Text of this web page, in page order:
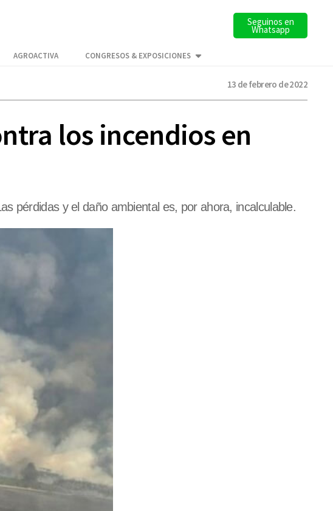
Seguinos en
Whatsapp
AGROACTIVA CONGRESOS & EXPOSICIONES
13 de febrero de 2022
los incendios en
pérdidas y el daño ambiental es, por ahora, incalculable.